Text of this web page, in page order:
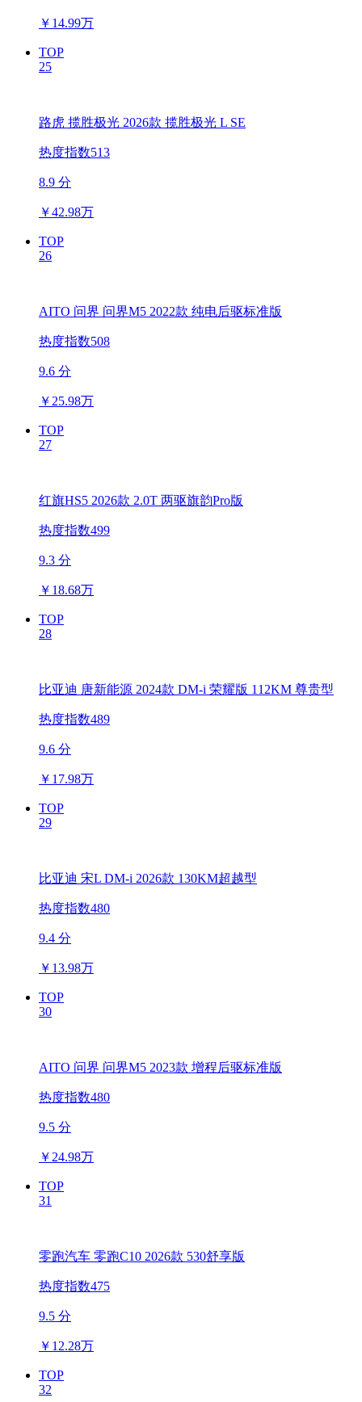
￥ 14.99万
TOP
25
路虎 揽胜极光 2026款 揽胜极光 L SE
热度指数513
8.9 分
￥42.98万
TOP
26
AITO 问界 问界M5 2022款 纯电后驱标准版
热度指数508
9.6 分
￥ 25.98万
TOP
27
红旗HS5 2026款 2.0T 两驱旗韵Pro版
热度指数499
9.3 分
￥ 18.68万
TOP
28
比亚迪 唐新能源 2024款 DM-i 荣耀版 112KM 尊贵型
热度指数489
9.6 分
￥ 17.98万
TOP
29
比亚迪 宋L DM-i 2026款 130KM超越型
热度指数480
9.4 分
￥ 13.98万
TOP
30
AITO 问界 问界M5 2023款 增程后驱标准版
热度指数480
9.5 分
￥ 24.98万
TOP
31
零跑汽车 零跑C10 2026款 530舒享版
热度指数475
9.5 分
￥ 12.28万
TOP
32